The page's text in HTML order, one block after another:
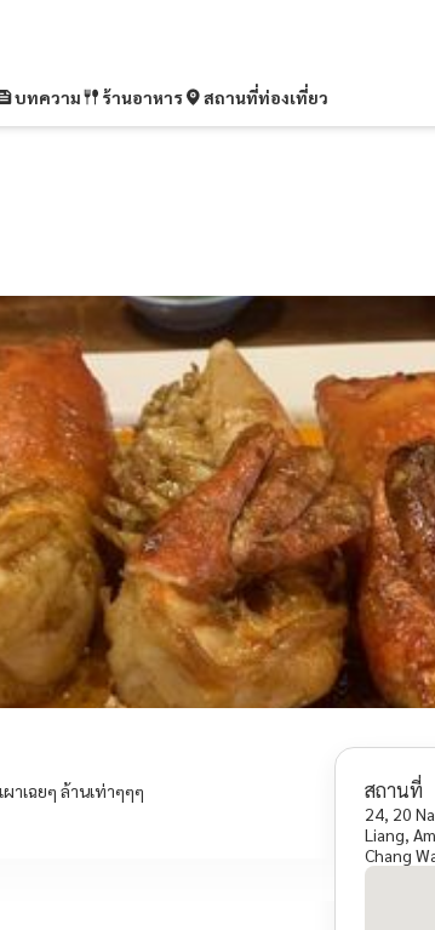
บทความ ร้านอาหาร สถานที่ท่องเที่ยว
าเฉยๆ ล้านเท่าๆๆๆ สถานที่
24, 20
Liang,
Chang